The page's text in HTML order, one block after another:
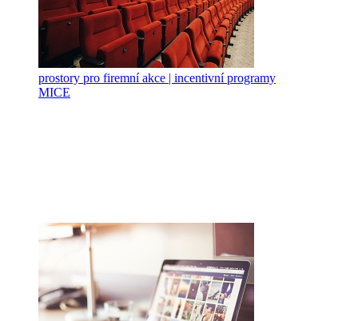
prostory pro firemní akce | incentivní programy
MICE